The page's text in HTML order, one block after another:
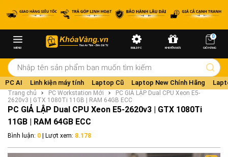
MENU BUILD PC KHUYẾN MÃI
0
GIỎ HÀNG
PC AI Linh kiện máy tính Laptop Cũ Laptop New Chính Hãng
Trang chủ PC Workstation Mới
PC GIẢ LẬP Dual CPU Xeon E5-
2620v3 | GTX 1080Ti 11GB | RAM 64GB ECC
PC GIẢ LẬP Dual CPU Xeon E5-2620v3 | GTX 1080Ti
11GB | RAM 64GB ECC
Bình luận: 0 | Lượt xem: 8.178